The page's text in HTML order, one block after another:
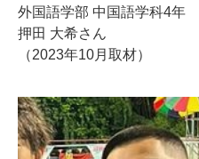
外国語学部 中国語学科4年
押田 大希さん
（2023年10月取材）